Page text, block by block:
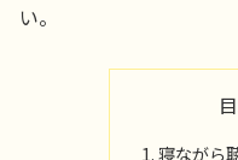
い。
寝ながら